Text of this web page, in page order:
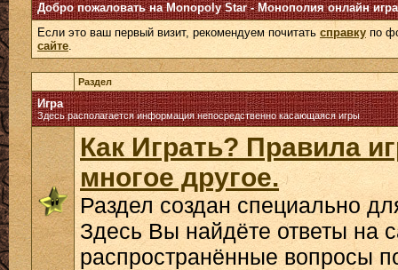
Добро пожаловать на Monopoly Star - Монополия онлайн
Если это ваш первый визит, рекомендуем почитать справку по
сайте.
Раздел
Игра
Здесь располагается информация непосредственно касающаяся игры
Как Играть? Правила
многое другое.
Раздел создан специально
Здесь Вы найдёте ответы на
распространённые вопросы